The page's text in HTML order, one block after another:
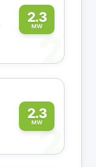
2.3
MW
2
2.3
MW
2